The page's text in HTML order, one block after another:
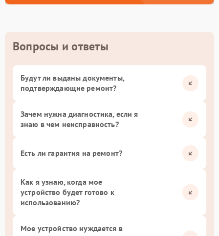
Вопросы и ответы
Будут ли выданы документы,
подтверждающие ремонт?
Зачем нужна диагностика, если я
знаю в чем неисправность?
Есть ли гарантия на ремонт?
Как я узнаю, когда мое
устройство будет готово к
использованию?
Мое устройство нуждается в